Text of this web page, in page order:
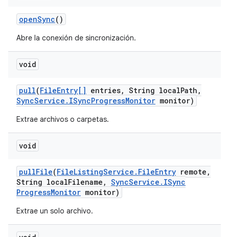
openSync()
Abre la conexión de sincronización.
void
pull(FileEntry[] entries, String localPath ,
SyncService . ISyncProgressMonitor monitor)
Extrae archivos o carpetas.
void
pullFile(FileListingService . FileEntry remote ,
String localFilename , SyncService . ISync
ProgressMonitor monitor)
Extrae un solo archivo.